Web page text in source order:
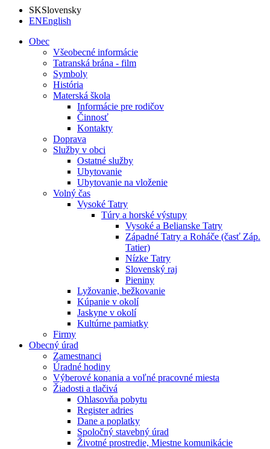
SKSlovensky
ENEnglish
Obec
Všeobecné informácie
Tatranská brána - film
Symboly
História
Materská škola
Informácie pre rodičov
Činnosť
Kontakty
Doprava
Služby v obci
Ostatné služby
Ubytovanie
Ubytovanie na vloženie
Volný čas
Vysoké Tatry
Túry a horské výstupy
Vysoké a Belianske Tatry
Západné Tatry a Roháče (časť Záp.
Tatier)
Nízke Tatry
Slovenský raj
Pieniny
Lyžovanie, bežkovanie
Kúpanie v okolí
Jaskyne v okolí
Kultúrne pamiatky
Firmy
Obecný úrad
Zamestnanci
Úradné hodiny
Výberové konania a voľné pracovné miesta
Žiadosti a tlačivá
Ohlasovňa pobytu
Register adries
Dane a poplatky
Spoločný stavebný úrad
Životné prostredie, Miestne komunikácie